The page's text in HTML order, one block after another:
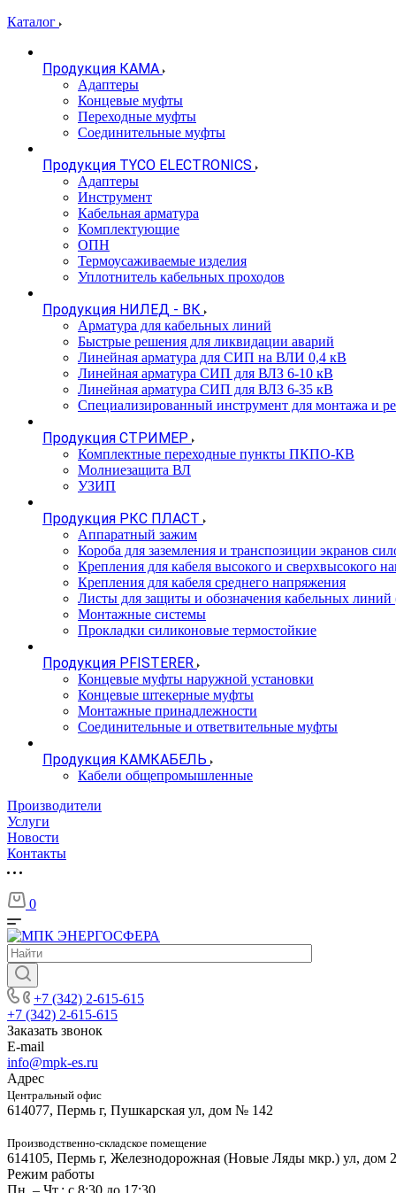
Каталог
Продукция КАМА
Адаптеры
Концевые муфты
Переходные муфты
Соединительные муфты
Продукция TYCO ELECTRONICS
Адаптеры
Инструмент
Кабельная арматура
Комплектующие
ОПН
Термоусаживаемые изделия
Уплотнитель кабельных проходов
Продукция НИЛЕД - ВК
Арматура для кабельных линий
Быстрые решения для ликвидации аварий
Линейная арматура для СИП на ВЛИ 0,4 кВ
Линейная арматура СИП для ВЛЗ 6-10 кВ
Линейная арматура СИП для ВЛЗ 6-35 кВ
Специализированный инструмент для монтажа и
Продукция СТРИМЕР
Комплектные переходные пункты ПКПО-КВ
Молниезащита ВЛ
УЗИП
Продукция РКС ПЛАСТ
Аппаратный зажим
Короба для заземления и транспозиции экранов
Крепления для кабеля высокого и сверхвысокого
Крепления для кабеля среднего напряжения
Листы для защиты и обозначения кабельных
Монтажные системы
Прокладки силиконовые термостойкие
Продукция PFISTERER
Концевые муфты наружной установки
Концевые штекерные муфты
Монтажные принадлежности
Соединительные и ответвительные муфты
Продукция КАМКАБЕЛЬ
Кабели общепромышленные
Производители
Услуги
Новости
Контакты
0
+7 (342) 2-615-615
+7 (342) 2-615-615
Заказать звонок
E-mail
info@mpk-es.ru
Адрес
Центральный офис
614077, Пермь г, Пушкарская ул, дом № 142
Производственно-складское помещение
614105, Пермь г, Железнодорожная (Новые Ляды мкр.) ул, дом
Режим работы
Пн. – Чт.: с 8:30 до 17:30